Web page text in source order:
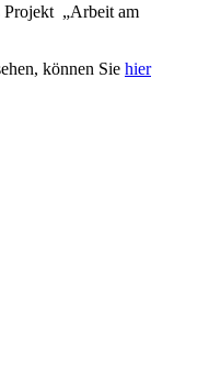
Projekt „Arbeit am
können Sie hier